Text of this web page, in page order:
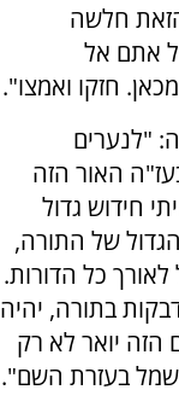
חלשה
אתם אל
"לנערים
האור הזה
חידוש גדול
של התורה,
כל הדורות.
בתורה, יהיה
הזה יואר לא רק
בעזרת השם".